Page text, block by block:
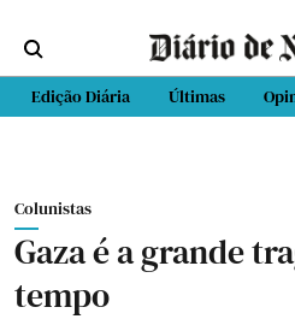
Edição Diária Últimas
Colunistas
Gaza é a grande
tempo